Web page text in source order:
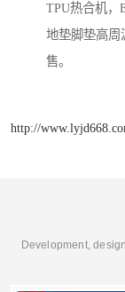
TPU热合机，
地垫脚垫高周
售。
http://
Development,